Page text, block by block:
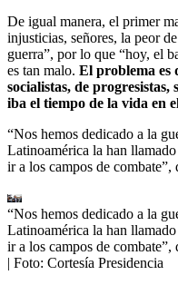
De igual manera, el primer
injusticias, señores, la peor
guerra”, por lo que “hoy, el
es tan malo. El problema es
socialistas, de progresistas,
iba el tiempo de la vida en
“Nos hemos dedicado a la
Latinoamérica la han
ir a los campos de
“Nos hemos dedicado a la
Latinoamérica la han
ir a los campos de
| Foto: Cortesía Presidencia